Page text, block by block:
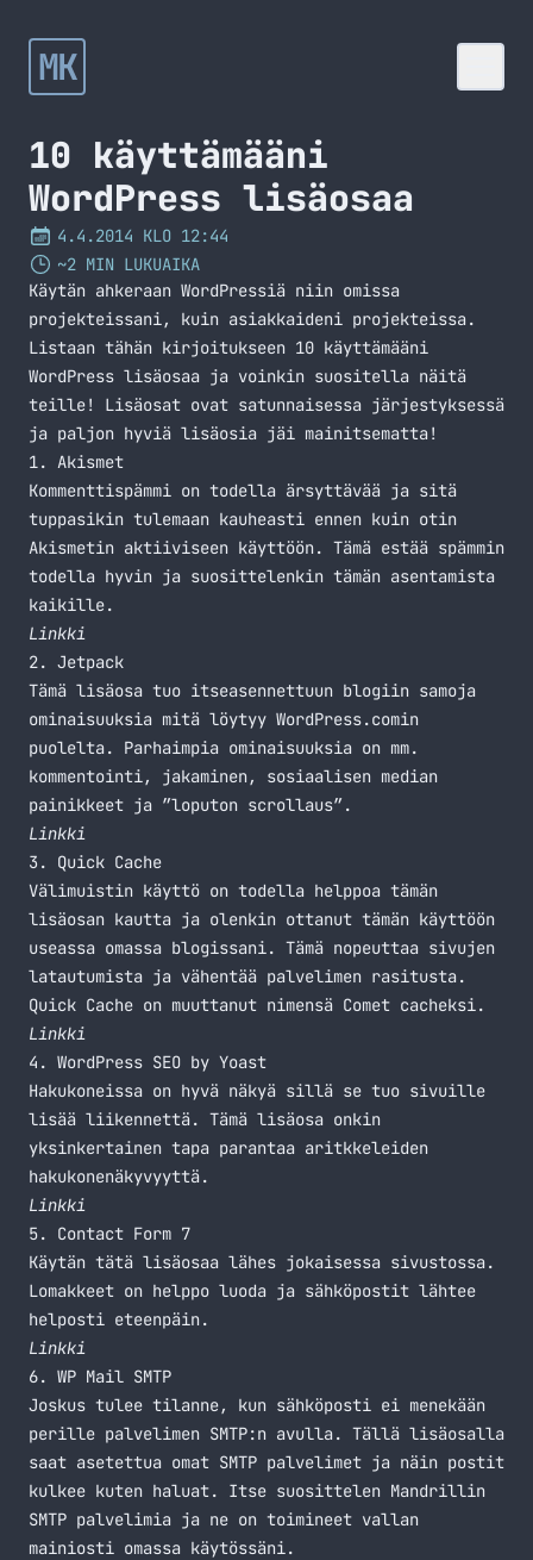
MK
10 käyttämääni
WordPress lisäosaa
4.4.2014 KLO 12:44
~2 MIN LUKUAIKA
Käytän ahkeraan WordPressiä niin omissa
projekteissani, kuin asiakkaideni projekteissa.
Listaan tähän kirjoitukseen 10 käyttämääni
WordPress lisäosaa ja voinkin suositella näitä
teille! Lisäosat ovat satunnaisessa järjestyksessä
ja paljon hyviä lisäosia jäi mainitsematta!
1. Akismet
Kommenttispämmi on todella ärsyttävää ja sitä
tuppasikin tulemaan kauheasti ennen kuin otin
Akismetin aktiiviseen käyttöön. Tämä estää spämmin
todella hyvin ja suosittelenkin tämän asentamista
kaikille.
Linkki
2. Jetpack
Tämä lisäosa tuo itseasennettuun blogiin samoja
ominaisuuksia mitä löytyy WordPress.comin
puolelta. Parhaimpia ominaisuuksia on mm.
kommentointi, jakaminen, sosiaalisen median
painikkeet ja ”loputon scrollaus”.
Linkki
3. Quick Cache
Välimuistin käyttö on todella helppoa tämän
lisäosan kautta ja olenkin ottanut tämän käyttöön
useassa omassa blogissani. Tämä nopeuttaa sivujen
latautumista ja vähentää palvelimen rasitusta.
Quick Cache on muuttanut nimensä Comet cacheksi.
Linkki
4. WordPress SEO by Yoast
Hakukoneissa on hyvä näkyä sillä se tuo sivuille
lisää liikennettä. Tämä lisäosa onkin
yksinkertainen tapa parantaa aritkkeleiden
hakukonenäkyvyyttä.
Linkki
5. Contact Form 7
Käytän tätä lisäosaa lähes jokaisessa sivustossa.
Lomakkeet on helppo luoda ja sähköpostit lähtee
helposti eteenpäin.
Linkki
6. WP Mail SMTP
Joskus tulee tilanne, kun sähköposti ei menekään
perille palvelimen SMTP:n avulla. Tällä lisäosalla
saat asetettua omat SMTP palvelimet ja näin postit
kulkee kuten haluat. Itse suosittelen Mandrillin
SMTP palvelimia ja ne on toimineet vallan
mainiosti omassa käytössäni.